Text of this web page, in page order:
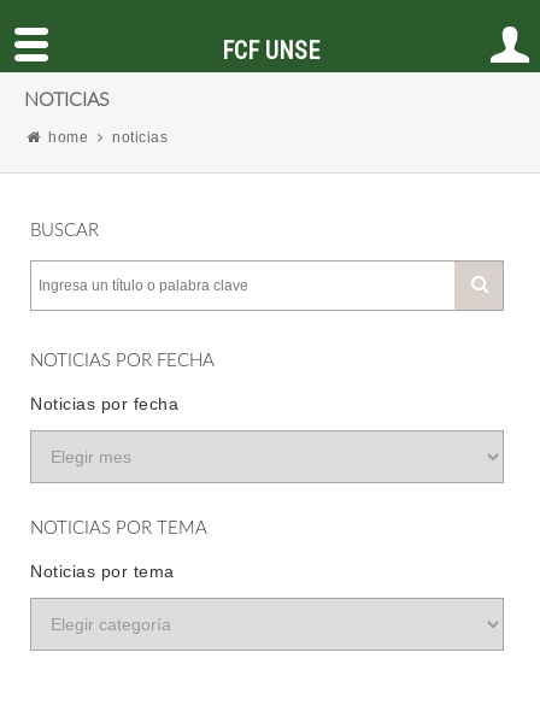
NOTICIAS
home noticias
BUSCAR
NOTICIAS POR FECHA
Noticias por fecha
NOTICIAS POR TEMA
Noticias por tema
FCF UNSE